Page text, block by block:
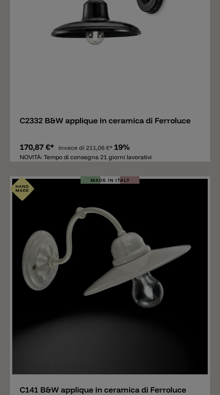
C2332 B&W applique in ceramica di Ferroluce
170,87 €* invece di 211,06 €* 19%
NOVITÀ: Tempo di consegna 21 giorni lavorativi
C141 B&W applique in ceramica di Ferroluce